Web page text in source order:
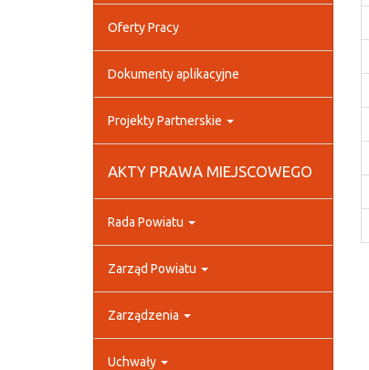
Oferty Pracy
Dokumenty aplikacyjne
Projekty Partnerskie
AKTY PRAWA MIEJSCOWEGO
Rada Powiatu
Zarząd Powiatu
Zarządzenia
Uchwały